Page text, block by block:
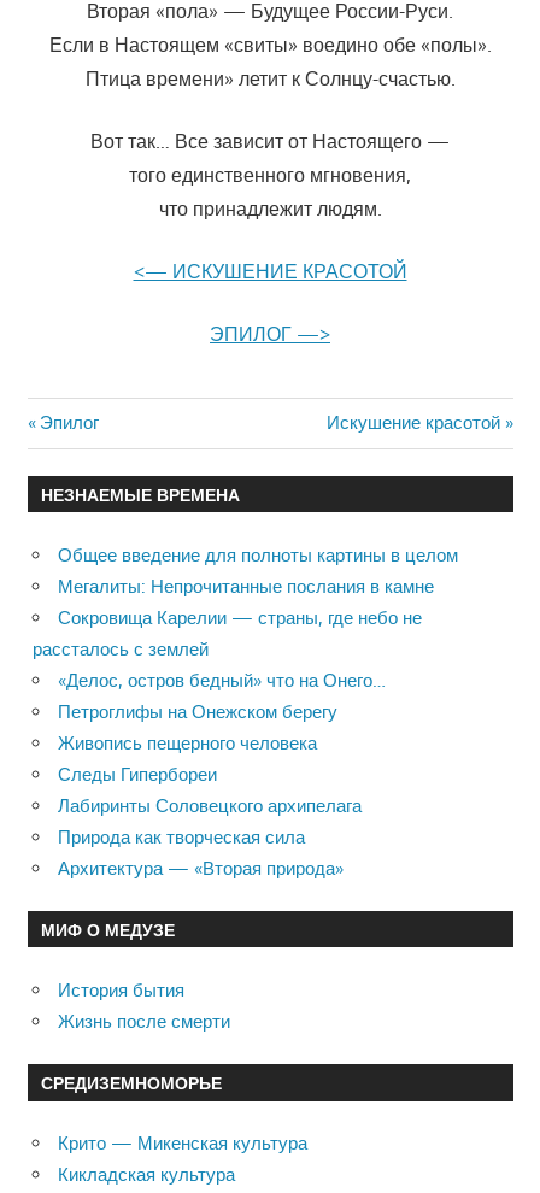
Вторая «пола» — Будущее России-Руси.
Если в Настоящем «свиты» воедино обе «полы».
Птица времени» летит к Солнцу-счастью.
Вот так… Все зависит от Настоящего —
того единственного мгновения,
что принадлежит людям.
<— ИСКУШЕНИЕ КРАСОТОЙ
ЭПИЛОГ —>
Навигация
по
записям
Previous
Post:
Эпилог
Next
Post:
Искушение красотой
НЕЗНАЕМЫЕ ВРЕМЕНА
Общее введение для полноты картины в целом
Мегалиты: Непрочитанные послания в камне
Сокровища Карелии — страны, где небо не
рассталось с землей
«Делос, остров бедный» что на Онего…
Петроглифы на Онежском берегу
Живопись пещерного человека
Следы Гипербореи
Лабиринты Соловецкого архипелага
Природа как творческая сила
Архитектура — «Вторая природа»
МИФ О МЕДУЗЕ
История бытия
Жизнь после смерти
СРЕДИЗЕМНОМОРЬЕ
Крито — Микенская культура
Кикладская культура